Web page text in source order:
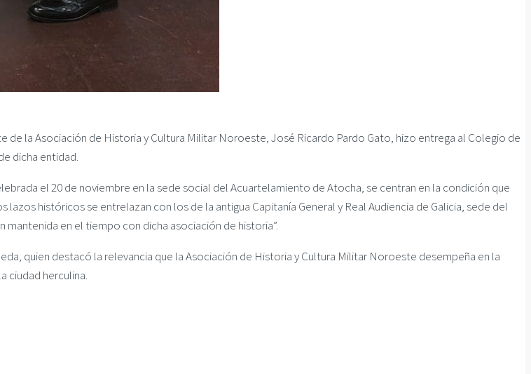
de la Asociación de Historia y Cultura Militar Noroeste, José Ricardo Pardo Gato, hizo entrega al Colegio de
dicha entidad.
el 20 de noviembre en la sede social del Acuartelamiento de Atocha, se centran en la condición que
históricos se entrelazan con los de la antigua Capitanía General y Real Audiencia de Galicia, sede del
en el tiempo con dicha asociación de historia”.
quien destacó la relevancia que la Asociación de Historia y Cultura Militar Noroeste desempeña en la
ciudad herculina.